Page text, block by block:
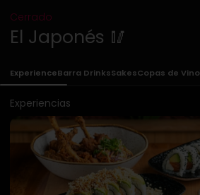
Cerrado
El Japonés 🥢
ExperienceBarra DrinksSakesCopas de Vino
Experiencias